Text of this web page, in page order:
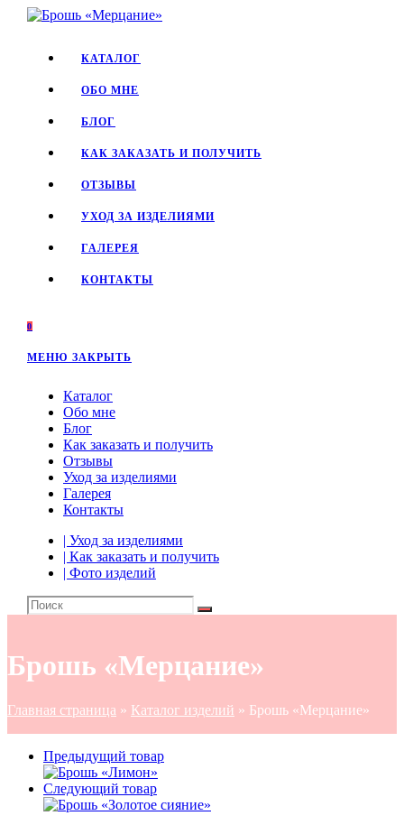
Перейти
КАТАЛОГ
ОБО МНЕ
БЛОГ
КАК ЗАКАЗАТЬ И ПОЛУЧИТЬ
ОТЗЫВЫ
УХОД ЗА ИЗДЕЛИЯМИ
ГАЛЕРЕЯ
КОНТАКТЫ
0
МЕНЮ ЗАКРЫТЬ
Каталог
Обо мне
Блог
Как заказать и получить
Отзывы
Уход за изделиями
Галерея
Контакты
| Уход за изделиями
| Как заказать и получить
| Фото изделий
Брошь «Мерцание»
Главная страница » Каталог изделий » Брошь «Мерцание»
Предыдущий товар
Следующий товар